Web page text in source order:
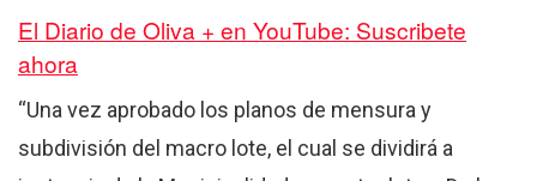
El Diario de Oliva + en YouTube: Suscribete
ahora
“Una vez aprobado los planos de mensura y
subdivisión del macro lote, el cual se dividirá a